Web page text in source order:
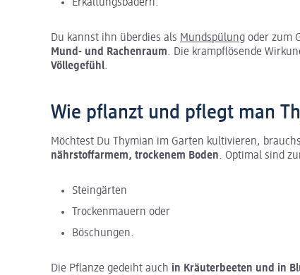
Erkältungsbädern.
Du kannst ihn überdies als Mundspülung oder zum
Mund- und Rachenraum. Die krampflösende
Völlegefühl.
Wie pflanzt und pflegt man
Möchtest Du Thymian im Garten kultivieren,
nährstoffarmem, trockenem Boden. Optimal sind
Steingärten
Trockenmauern oder
Böschungen.
Die Pflanze gedeiht auch in Kräuterbeeten und in